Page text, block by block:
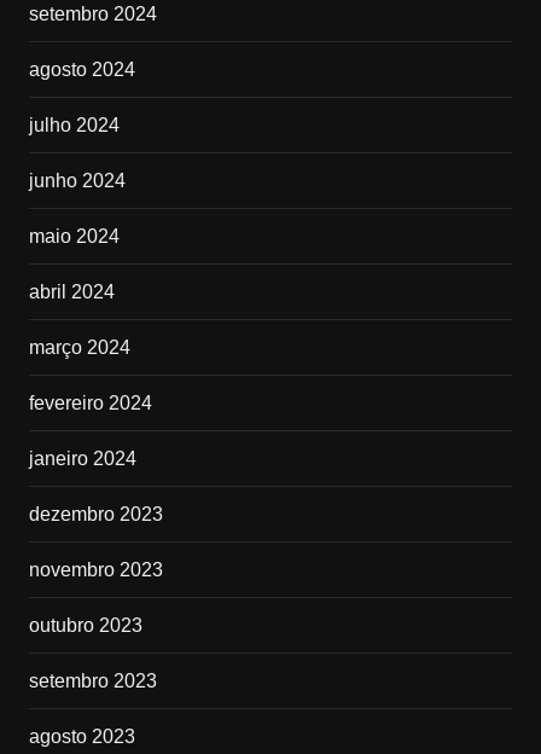
setembro 2024
agosto 2024
julho 2024
junho 2024
maio 2024
abril 2024
março 2024
fevereiro 2024
janeiro 2024
dezembro 2023
novembro 2023
outubro 2023
setembro 2023
agosto 2023